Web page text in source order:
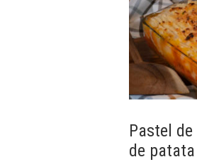
Pastel de
de patata